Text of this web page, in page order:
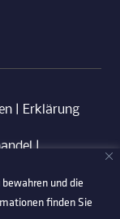
und die
finden Sie
| Erklärung
|
|Anti-